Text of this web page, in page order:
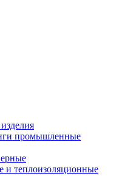
промышленные
и теплоизоляционные